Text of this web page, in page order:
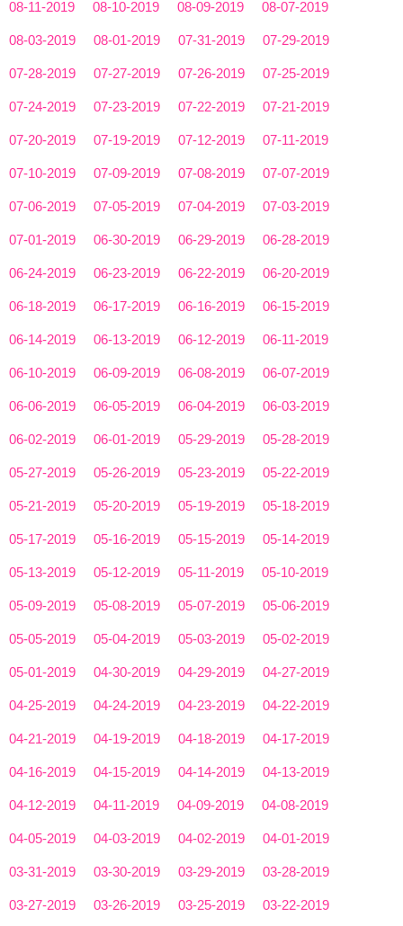
08-11-2019 08-10-2019 08-09-2019 08-07-2019
08-03-2019 08-01-2019 07-31-2019 07-29-2019
07-28-2019 07-27-2019 07-26-2019 07-25-2019
07-24-2019 07-23-2019 07-22-2019 07-21-2019
07-20-2019 07-19-2019 07-12-2019 07-11-2019
07-10-2019 07-09-2019 07-08-2019 07-07-2019
07-06-2019 07-05-2019 07-04-2019 07-03-2019
07-01-2019 06-30-2019 06-29-2019 06-28-2019
06-24-2019 06-23-2019 06-22-2019 06-20-2019
06-18-2019 06-17-2019 06-16-2019 06-15-2019
06-14-2019 06-13-2019 06-12-2019 06-11-2019
06-10-2019 06-09-2019 06-08-2019 06-07-2019
06-06-2019 06-05-2019 06-04-2019 06-03-2019
06-02-2019 06-01-2019 05-29-2019 05-28-2019
05-27-2019 05-26-2019 05-23-2019 05-22-2019
05-21-2019 05-20-2019 05-19-2019 05-18-2019
05-17-2019 05-16-2019 05-15-2019 05-14-2019
05-13-2019 05-12-2019 05-11-2019 05-10-2019
05-09-2019 05-08-2019 05-07-2019 05-06-2019
05-05-2019 05-04-2019 05-03-2019 05-02-2019
05-01-2019 04-30-2019 04-29-2019 04-27-2019
04-25-2019 04-24-2019 04-23-2019 04-22-2019
04-21-2019 04-19-2019 04-18-2019 04-17-2019
04-16-2019 04-15-2019 04-14-2019 04-13-2019
04-12-2019 04-11-2019 04-09-2019 04-08-2019
04-05-2019 04-03-2019 04-02-2019 04-01-2019
03-31-2019 03-30-2019 03-29-2019 03-28-2019
03-27-2019 03-26-2019 03-25-2019 03-22-2019